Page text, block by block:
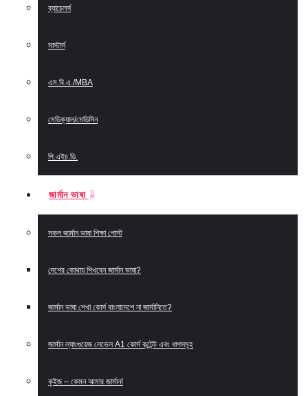
ব্যাচেলর্স
মাস্টার্স
এম.বি.এ./MBA
মেডিক্যাল/মেডিসিন
পি.এইচ.ডি.
জার্মান ভাষা
সকল জার্মান ভাষা শিক্ষা পোস্ট
দেশের কোথায় শিখবেন জার্মান ভাষা?
জার্মান ভাষা শেখা কোর্স বাংলাদেশে না জার্মানিতে?
জার্মান ল্যাংগুয়েজ লেভেল A1 কোর্স কন্টেন্ট এবং ধাপসমূহ
কুইজ – কেমন আমার জার্মান!